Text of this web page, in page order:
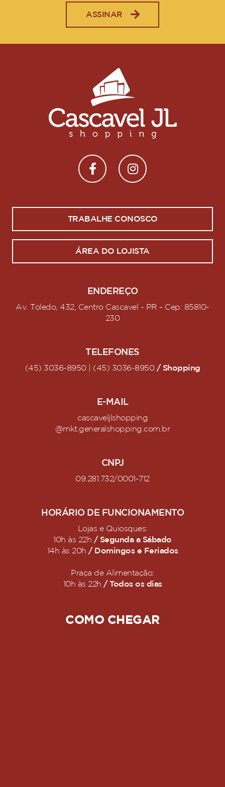
ASSINAR
TRABALHE CONOSCO
ÁREA DO LOJISTA
ENDEREÇO
Av. Toledo, 432, Centro Cascavel - PR - Cep: 85810-
230
TELEFONES
(45) 3036-8950 | (45) 3036-8950/ Shopping
E-MAIL
cascaveljlshopping
@mkt.generalshopping.com.br
CNPJ
09.281.732/0001-712
HORÁRIO DE FUNCIONAMENTO
Lojas e Quiosques:
10h às 22h / Segunda a Sábado
14h às 20h / Domingos e Feriados
Praça de Alimentação:
10h às 22h / Todos os dias
COMO CHEGAR